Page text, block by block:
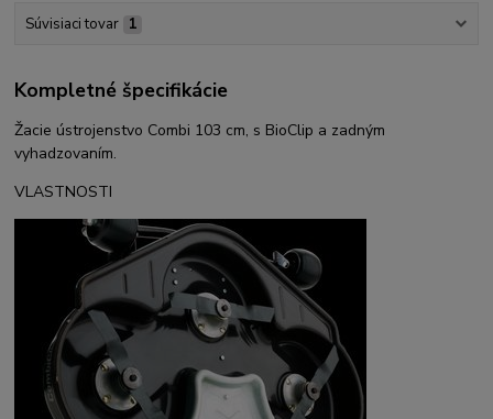
Súvisiaci tovar 1
Kompletné špecifikácie
Žacie ústrojenstvo Combi 103 cm, s BioClip a zadným
vyhadzovaním.
VLASTNOSTI